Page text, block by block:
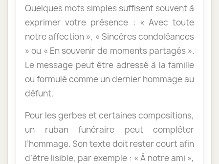
Quelques mots simples suffisent souvent à
exprimer votre présence : « Avec toute
notre affection », « Sincères condoléances
» ou « En souvenir de moments partagés ».
Le message peut être adressé à la famille
ou formulé comme un dernier hommage au
défunt.
Pour les gerbes et certaines compositions,
un ruban funéraire peut compléter
l’hommage. Son texte doit rester court afin
d’être lisible, par exemple : « À notre ami »,